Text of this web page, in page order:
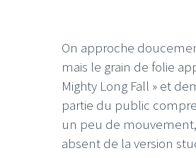
On approche
mais le grain de folie
Mighty Long Fall » et
partie du public
un peu de
absent de la version